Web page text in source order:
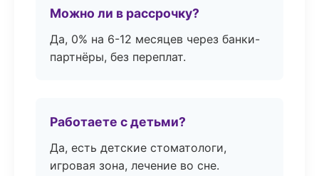
Можно ли в рассрочку?
Да, 0% на 6-12 месяцев через банки-
партнёры, без переплат.
Работаете с детьми?
Да, есть детские стоматологи,
игровая зона, лечение во сне.